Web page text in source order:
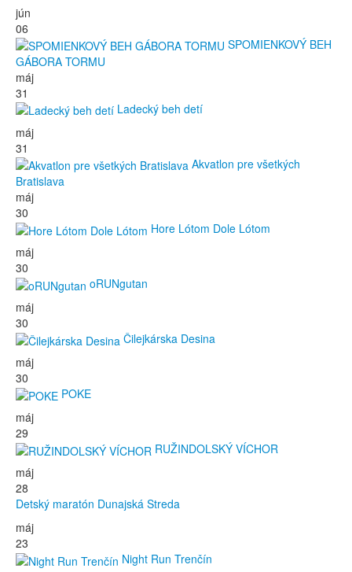
jún
06
SPOMIENKOVÝ BEH
GÁBORA TORMU
máj
31
Ladecký beh detí
máj
31
Akvatlon pre všetkých
Bratislava
máj
30
Hore Lótom Dole Lótom
máj
30
oRUNgutan
máj
30
Čilejkárska Desina
máj
30
POKE
máj
29
RUŽINDOLSKÝ VÍCHOR
máj
28
Detský maratón Dunajská Streda
máj
23
Night Run Trenčín